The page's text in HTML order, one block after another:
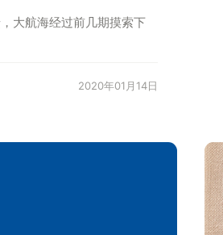
大航海经过前几期摸索下
2020年01月14日